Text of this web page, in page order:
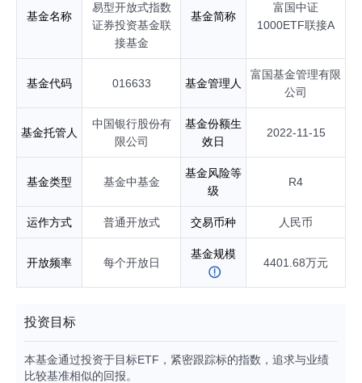
经理；自2025年01月起任富国创业板50交易型开放式指数证券
投资基金基金经理；自2025年02月起任富国上证科创板综合价
格交易型开放式指数证券投资基金基金经理；自2025年04月起
任富国上证科创板综合价格交易型开放式指数证券投资基金联
接基金基金经理；自2025年04月起任富国创业板50交易型开放
式指数证券投资基金发起式联接基金基金经理；自2025年04月
金经理；自2025年05月起任富国上证科创板50成份交易型开放
式指数证券投资基金基金经理；自2025年08月起任富国中证80
理；自2025年08月起任富国中证500交易型开放式指数证券投
资基金基金经理；自2025年08月起任富国中证500交易型开放
资格。
基金名称
易型开放式指数
证券投资基金联
接基金
基金简称
富国中证
1000ETF联接A
基金代码 016633 基金管理人
富国基金管理有限
公司
基金托管人
中国银行股份有
限公司
基金份额生
效日
2022-11-15
基金类型 基金中基金
基金风险等
级
R4
运作方式 普通开放式 交易币种 人民币
开放频率 每个开放日
基金规模
4401.68万元
投资目标
本基金通过投资于目标ETF，紧密跟踪标的指数，追求与业绩
比较基准相似的回报。